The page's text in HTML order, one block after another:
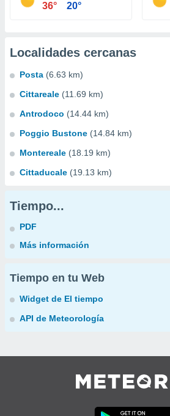
36° 20°
Localidades cercanas
Posta (6.63 km)
Cittareale (11.69 km)
Antrodoco (14.44 km)
Poggio Bustone (14.84 km)
Montereale (18.19 km)
Cittaducale (19.13 km)
Tiempo...
PDF
Más información
Tiempo en tu Web
Widget de El tiempo
API de Meteorología